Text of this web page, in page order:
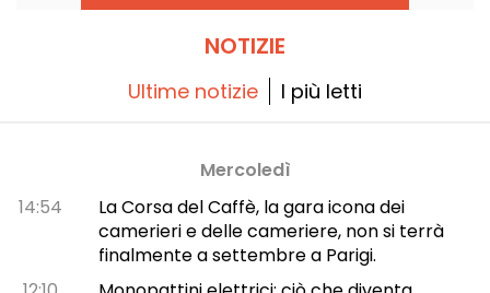
NOTIZIE
Ultime notizie I più letti
Mercoledì
14:54
La Corsa del Caffè, la gara icona dei
camerieri e delle cameriere, non si terrà
finalmente a settembre a Parigi.